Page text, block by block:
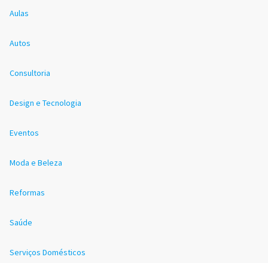
Aulas
Autos
Consultoria
Design e Tecnologia
Eventos
Moda e Beleza
Reformas
Saúde
Serviços Domésticos